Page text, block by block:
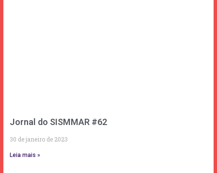
Jornal do SISMMAR #62
30 de janeiro de 2023
Leia mais »